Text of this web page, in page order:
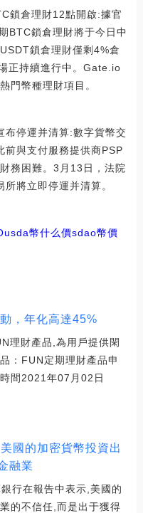
鎖倉理財12點開啟:據官
BTC鎖倉理財將于今日中
鎖倉理財僅剩4%倉
正持續進行中。Gate.io
門幣種理財項目。
停運并清算:數字貨幣交
與支付服務提供商PSP
務困難。3月13日，法院
將立即停運并清算。
usda幣什么價sdao幣價
，年化高達45%
理財產品,為用戶提供閑
：FUN定期理財產品申
間2021年07月02日
國的加密貨幣投資出
融業
行在報告中表示,美國的
的不信任,而是出于獲得